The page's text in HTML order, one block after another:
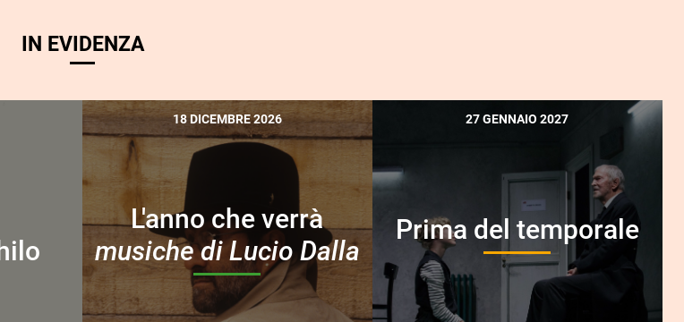
IN EVIDENZA
18 DICEMBRE 2026
L'anno che verrà
musiche di Lucio Dalla
27 GENNAIO 2027
Prima del temporale